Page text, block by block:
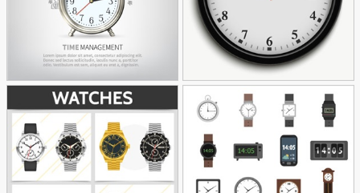
وکتور ساعت دیواری سفید
48
وکتور ساعت و مدیریت
زمان
59